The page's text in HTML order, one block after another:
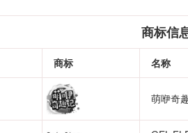
商标信
商标 名称
萌咿奇